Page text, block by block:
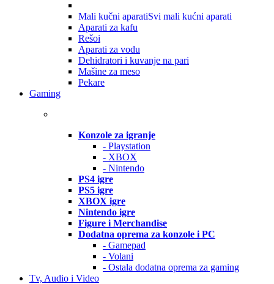
Mali kučni aparatiSvi mali kućni aparati
Aparati za kafu
Rešoi
Aparati za vodu
Dehidratori i kuvanje na pari
Mašine za meso
Pekare
Gaming
Konzole za igranje
- Playstation
- XBOX
- Nintendo
PS4 igre
PS5 igre
XBOX igre
Nintendo igre
Figure i Merchandise
Dodatna oprema za konzole i PC
- Gamepad
- Volani
- Ostala dodatna oprema za gaming
Tv, Audio i Video